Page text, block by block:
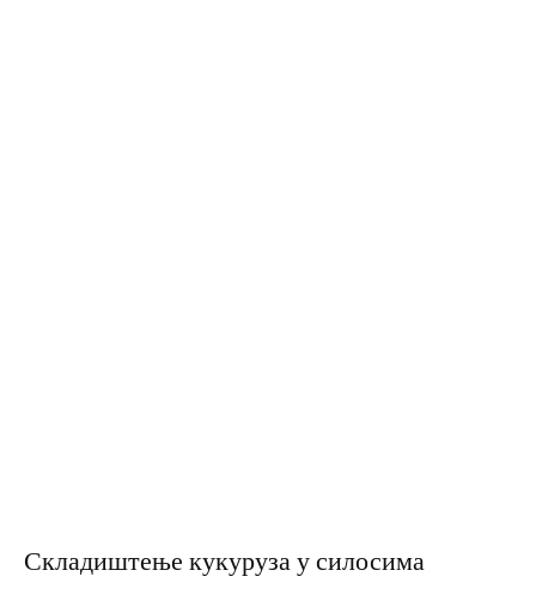
Складиштење кукуруза у силосима